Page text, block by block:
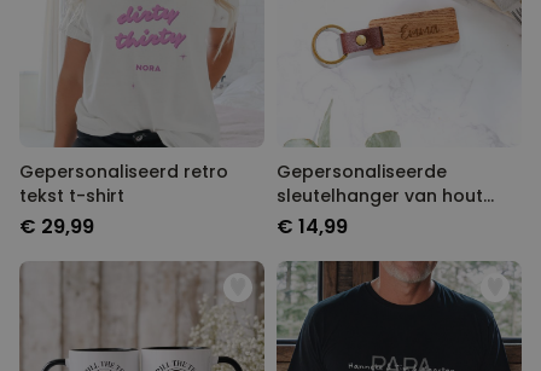
Gepersonaliseerd retro
tekst t-shirt
€ 29,99
Gepersonaliseerde
sleutelhanger van hout
met naam
€ 14,99